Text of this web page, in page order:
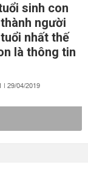
sinh con
người
nhất thế
là thông tin
| 29/04/2019